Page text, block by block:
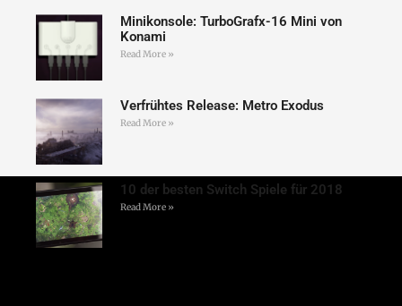
Minikonsole: TurboGrafx-16 Mini von
Konami
Read More »
Verfrühtes Release: Metro Exodus
Read More »
10 der besten Switch Spiele für 2018
Read More »